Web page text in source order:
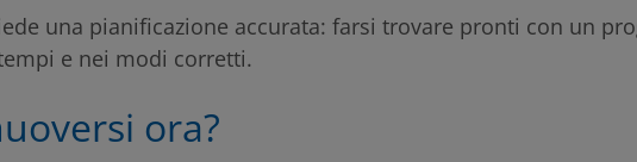
una pianificazione accurata: farsi trovare pronti con un
e nei modi corretti.
ora?